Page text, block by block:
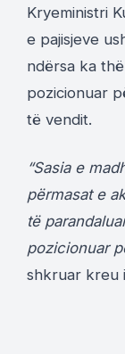
Kryeministri
e pajisjeve
ndërsa ka
pozicionuar
të vendit.
“Sasia e
përmasat e
të
pozicionuar
shkruar kreu